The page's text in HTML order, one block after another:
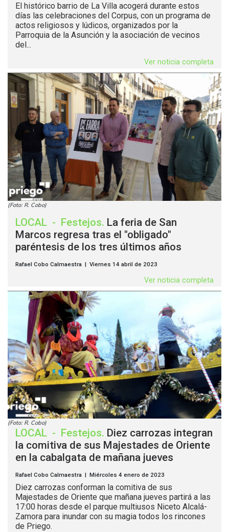
El histórico barrio de La Villa acogerá durante estos
días las celebraciones del Corpus, con un programa de
actos religiosos y lúdicos, organizados por la
Parroquia de la Asunción y la asociación de vecinos
del...
Ver noticia completa
(Foto: R. Cobo)
LOCAL - Festejos. La feria de San
Marcos regresa tras el "obligado"
paréntesis de los tres últimos años
Rafael Cobo Calmaestra | Viernes 14 abril de 2023
Ver noticia completa
(Foto: R. Cobo)
LOCAL - Festejos. Diez carrozas integran
la comitiva de sus Majestades de Oriente
en la cabalgata de mañana jueves
Rafael Cobo Calmaestra | Miércoles 4 enero de 2023
Diez carrozas conforman la comitiva de sus
Majestades de Oriente que mañana jueves partirá a las
17:00 horas desde el parque multiusos Niceto Alcalá-
Zamora para inundar con su magia todos los rincones
de Priego.